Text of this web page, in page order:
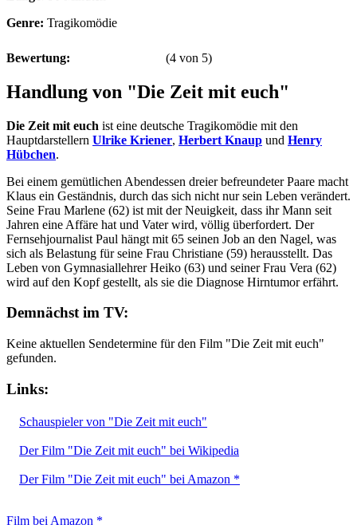
Genre: Tragikomödie
Bewertung: (4 von 5)
Handlung von "Die Zeit mit euch"
Die Zeit mit euch ist eine deutsche Tragikomödie mit den
Hauptdarstellern Ulrike Kriener, Herbert Knaup und Henry
Hübchen.
Bei einem gemütlichen Abendessen dreier befreundeter Paare macht
Klaus ein Geständnis, durch das sich nicht nur sein Leben verändert.
Seine Frau Marlene (62) ist mit der Neuigkeit, dass ihr Mann seit
Jahren eine Affäre hat und Vater wird, völlig überfordert. Der
Fernsehjournalist Paul hängt mit 65 seinen Job an den Nagel, was
sich als Belastung für seine Frau Christiane (59) herausstellt. Das
Leben von Gymnasiallehrer Heiko (63) und seiner Frau Vera (62)
wird auf den Kopf gestellt, als sie die Diagnose Hirntumor erfährt.
Demnächst im TV:
Keine aktuellen Sendetermine für den Film "Die Zeit mit euch"
gefunden.
Links:
Schauspieler von "Die Zeit mit euch"
Der Film "Die Zeit mit euch" bei Wikipedia
Der Film "Die Zeit mit euch" bei Amazon *
Film bei Amazon *